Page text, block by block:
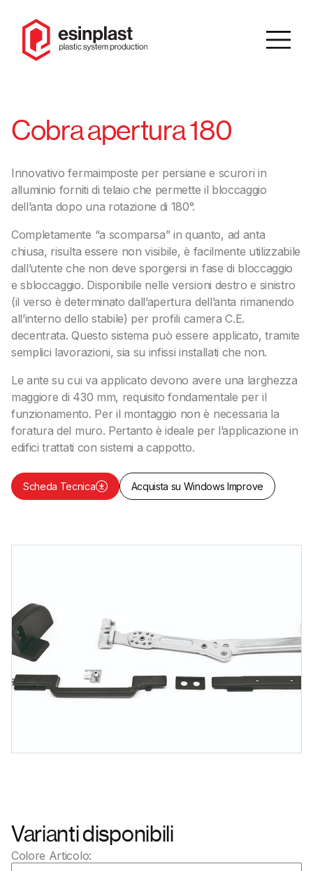
Homepage
Azienda
Catalogo
Prodotti
Soluzioni
Mercati
Cobra apertura 180
Innovativo fermaimposte per persiane e scurori in
alluminio forniti di telaio che permette il bloccaggio
dell’anta dopo una rotazione di 180°.
Completamente “a scomparsa” in quanto, ad anta
chiusa, risulta essere non visibile, è facilmente utilizzabile
dall’utente che non deve sporgersi in fase di bloccaggio
e sbloccaggio. Disponibile nelle versioni destro e sinistro
(il verso è determinato dall’apertura dell’anta rimanendo
all’interno dello stabile) per profili camera C.E.
decentrata. Questo sistema può essere applicato, tramite
semplici lavorazioni, sia su infissi installati che non.
Le ante su cui va applicato devono avere una larghezza
maggiore di 430 mm, requisito fondamentale per il
funzionamento. Per il montaggio non è necessaria la
foratura del muro. Pertanto è ideale per l’applicazione in
edifici trattati con sistemi a cappotto.
Scheda Tecnica Acquista su Windows Improve
Varianti disponibili
Colore Articolo: